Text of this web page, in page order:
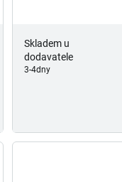
Skladem u
dodavatele
3-4dny